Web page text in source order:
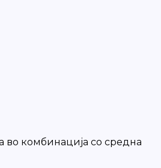
во комбинација со средна